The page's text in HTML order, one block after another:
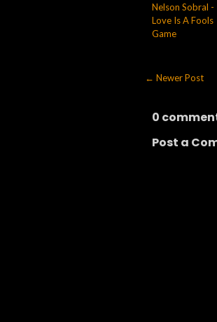
Nelson Sobral -
Love Is A Fools
Game
← Newer Post
0
Post a